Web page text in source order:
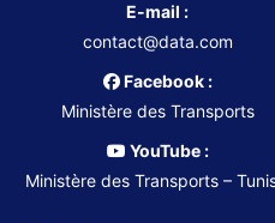
E-mail :
contact@data.com
Facebook :
Ministère des Transports
YouTube :
Ministère des Transports –